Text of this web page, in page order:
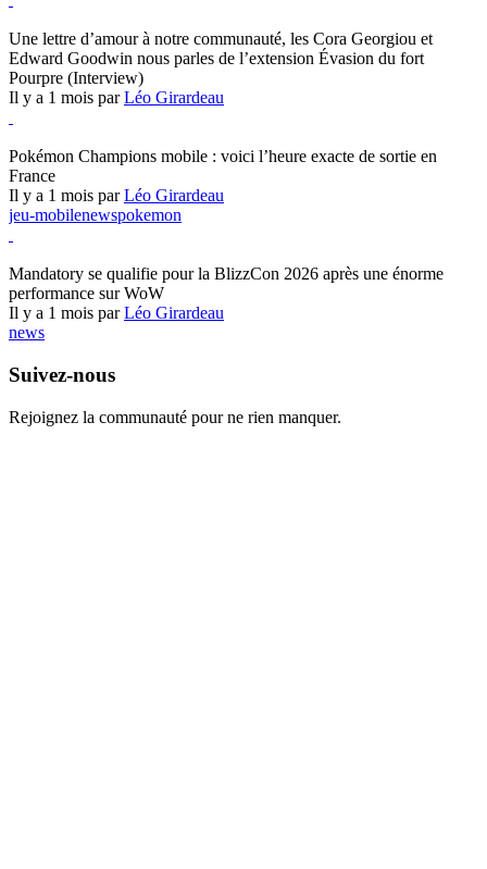
Une lettre d’amour à notre communauté, les Cora Georgiou et
Edward Goodwin nous parles de l’extension Évasion du fort
Pourpre (Interview)
Il y a 1 mois parLéo Girardeau
Pokémon Champions mobile : voici l’heure exacte de sortie en
France
Il y a 1 mois parLéo Girardeau
jeu-mobilenewspokemon
Mandatory se qualifie pour la BlizzCon 2026 après une énorme
performance sur WoW
Il y a 1 mois parLéo Girardeau
news
Suivez-nous
Rejoignez la communauté pour ne rien manquer.